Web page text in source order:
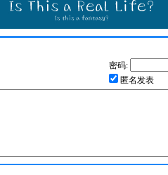
密码:
匿名发表